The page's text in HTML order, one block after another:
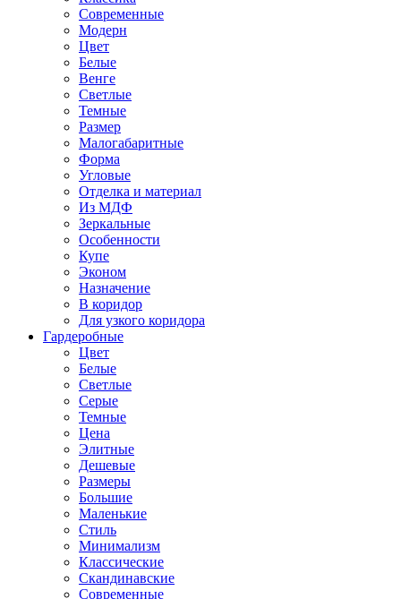
Современные
Модерн
Цвет
Белые
Венге
Светлые
Темные
Размер
Малогабаритные
Форма
Угловые
Отделка и материал
Из МДФ
Зеркальные
Особенности
Купе
Эконом
Назначение
В коридор
Для узкого коридора
Гардеробные
Цвет
Белые
Светлые
Серые
Темные
Цена
Элитные
Дешевые
Размеры
Большие
Маленькие
Стиль
Минимализм
Классические
Скандинавские
Современные